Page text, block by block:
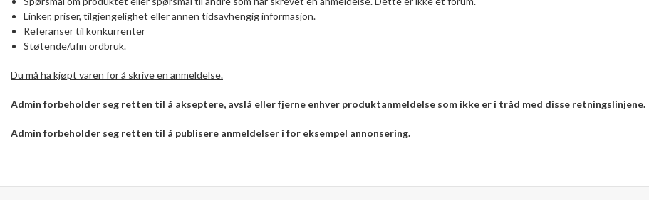
Linker, priser, tilgjengelighet eller annen tidsavhengig informasjon.
Referanser til konkurrenter
Støtende/ufin ordbruk.
Du må ha kjøpt varen for å skrive en anmeldelse.
Admin forbeholder seg retten til å akseptere, avslå eller fjerne enhver produktanmeldelse som ikke er i tråd med disse retningslinjene.
Admin forbeholder seg retten til å publisere anmeldelser i for eksempel annonsering.